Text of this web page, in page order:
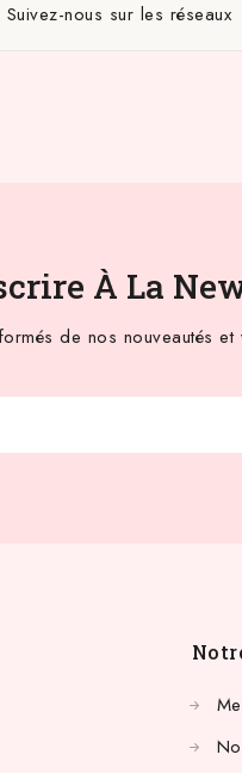
Suivez-nous sur les réseaux
À La
de nos nouveautés et